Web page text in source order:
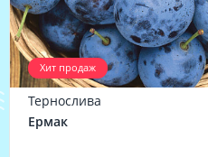
Хит продаж
Тернослива
Ермак